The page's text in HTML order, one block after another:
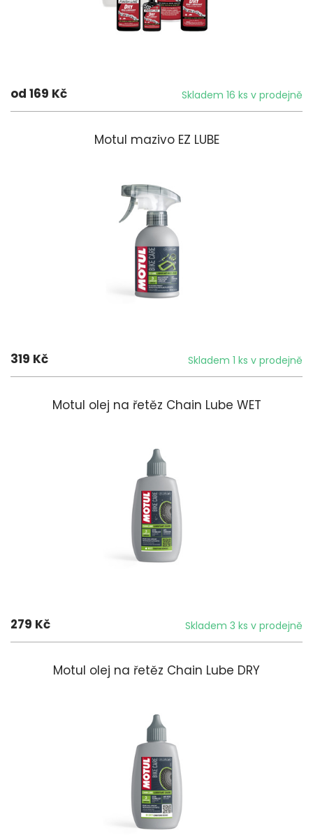
od 169 Kč Skladem 16 ks v prodejně
Motul mazivo EZ LUBE
319 Kč Skladem 1 ks v prodejně
Motul olej na řetěz Chain Lube WET
279 Kč Skladem 3 ks v prodejně
Motul olej na řetěz Chain Lube DRY